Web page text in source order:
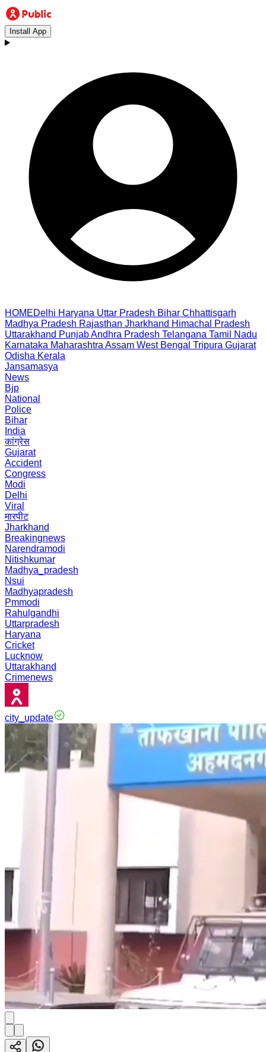
Install App
HOMEDelhi Haryana Uttar Pradesh Bihar Chhattisgarh
Madhya Pradesh Rajasthan Jharkhand Himachal Pradesh
Uttarakhand PunjabAndhra Pradesh Telangana Tamil Nadu
Karnataka Maharashtra Assam West Bengal Tripura Gujarat
Odisha Kerala
Jansamasya
News
Bjp
National
Police
Bihar
India
कांग्रेस
Gujarat
Accident
Congress
Modi
Delhi
Viral
मारपीट
Jharkhand
Breakingnews
Narendramodi
Nitishkumar
Madhya_pradesh
Nsui
Madhyapradesh
Pmmodi
Rahulgandhi
Uttarpradesh
Haryana
Cricket
Lucknow
Uttarakhand
Crimenews
city_update